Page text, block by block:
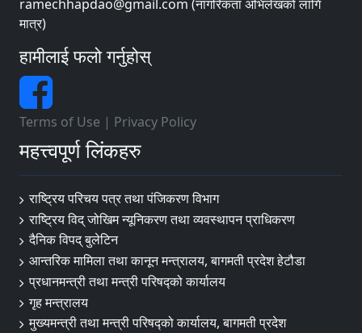
ramechhapdao@gmail.com (नागरिकता अभिलेखको लागि
मात्र)
हामीलाई फलो गर्नुहोस्
Terms of Use | Privacy Policy
महत्त्वपूर्ण लिंकहरु
राष्ट्रिय परिचय पत्र तथा पंजिकरण विभाग
राष्ट्रिय विद् जोखिम न्यूनिकरण तथा व्यवस्थापन प्राधिकरण
दैनिक विपद् बुलेटिन
आन्तरिक मामिला तथा कानून मन्त्रालय, बागमती प्रदेश हेटौडा
प्रधानमन्त्री तथा मन्त्री परिषद्को कार्यालय
गृह मन्त्रालय
मुख्यमन्त्री तथा मन्त्री परिषद्को कार्यालय, बागमती प्रदेश